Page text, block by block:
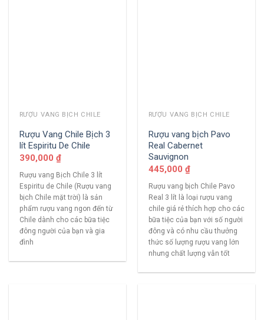
RƯỢU VANG BỊCH CHILE
Rượu Vang Chile Bịch 3
lít Espiritu De Chile
390,000 ₫
Rượu vang Bịch Chile 3 lít
Espiritu de Chile (Rượu vang
bịch Chile mặt trời) là sản
phẩm rượu vang ngon đến từ
Chile dành cho các bữa tiệc
đông người của bạn và gia
đình
RƯỢU VANG BỊCH CHILE
Rượu vang bịch Pavo
Real Cabernet
Sauvignon
445,000 ₫
Rượu vang bịch Chile Pavo
Real 3 lít là loại rượu vang
chile giá rẻ thích hợp cho các
bữa tiệc của bạn với số người
đông và có nhu cầu thưởng
thức số lượng rượu vang lớn
nhưng chất lượng vẫn tốt